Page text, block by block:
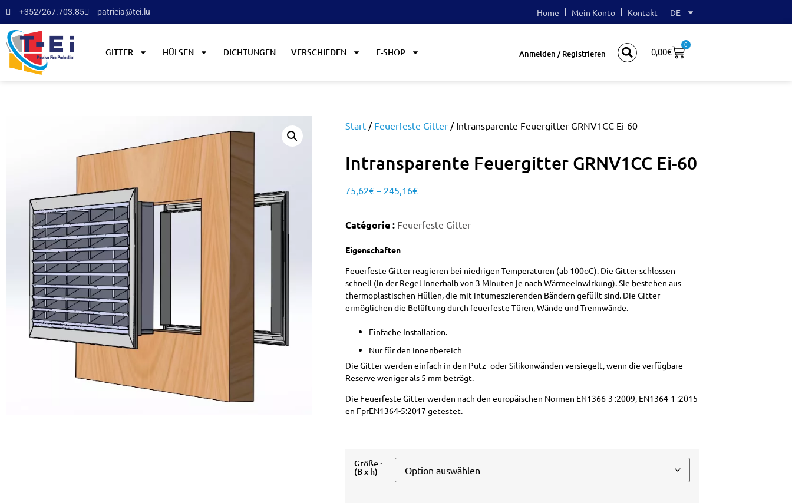
+352/267.703.85 patricia@tei.lu Home Mein Konto Kontakt DE
GITTER HÜLSEN DICHTUNGEN VERSCHIEDEN E-SHOP Anmelden / Registrieren 0,00€
0
Start / Feuerfeste Gitter / Intransparente Feuergitter GRNV1CC Ei-60
Intransparente Feuergitter GRNV1CC Ei-60
75,62€ – 245,16€
Catégorie : Feuerfeste Gitter
Eigenschaften
Feuerfeste Gitter reagieren bei niedrigen Temperaturen (ab 100oC). Die Gitter schlossen
schnell (in der Regel innerhalb von 3 Minuten je nach Wärmeeinwirkung). Sie bestehen aus
thermoplastischen Hüllen, die mit intumeszierenden Bändern gefüllt sind. Die Gitter
ermöglichen die Belüftung durch feuerfeste Türen, Wände und Trennwände.
Einfache Installation.
Nur für den Innenbereich
Die Gitter werden einfach in den Putz- oder Silikonwänden versiegelt, wenn die verfügbare
Reserve weniger als 5 mm beträgt.
Die Feuerfeste Gitter werden nach den europäischen Normen EN1366-3 :2009, EN1364-1 :2015
en FprEN1364-5:2017 getestet.
Größe :
(B x h)